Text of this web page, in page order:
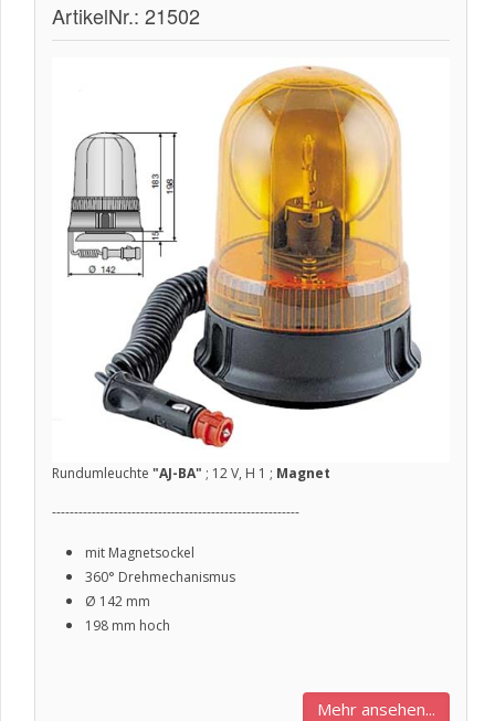
ArtikelNr.: 21502
Rundumleuchte "AJ-BA" ; 12 V, H 1 ; Magnet
--------------------------------------------------------
mit Magnetsockel
360° Drehmechanismus
Ø 142 mm
198 mm hoch
Mehr ansehen...